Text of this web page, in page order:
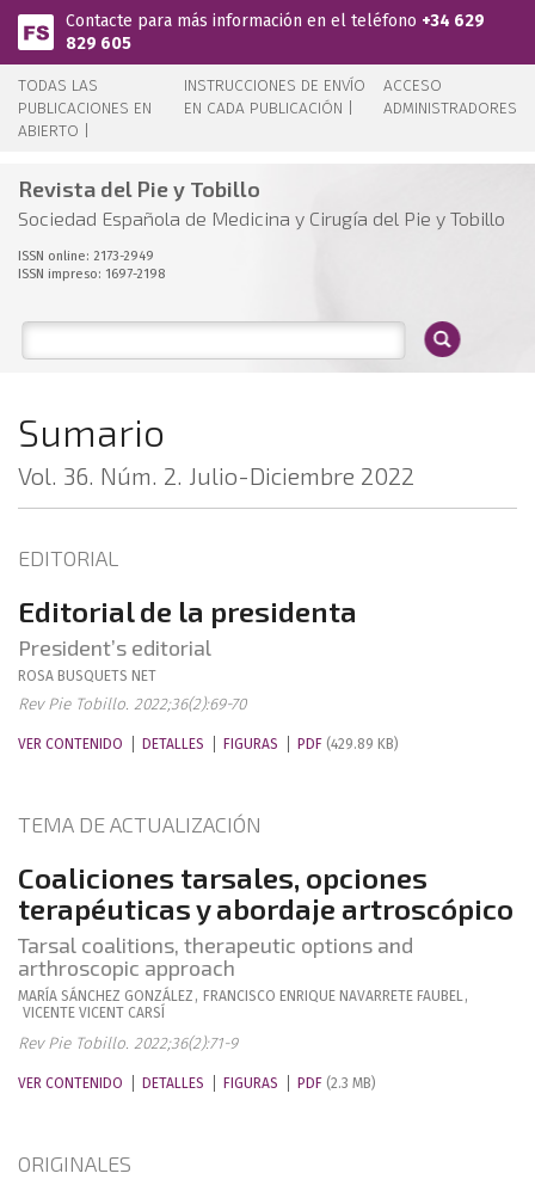
Pasar al contenido principal
Contacte para más información en el teléfono +34 629
829 605
TODAS LAS
PUBLICACIONES EN
ABIERTO |
INSTRUCCIONES DE ENVÍO
EN CADA PUBLICACIÓN |
ACCESO
ADMINISTRADORES
Revista del Pie y Tobillo
Sociedad Española de Medicina y Cirugía del Pie y Tobillo
ISSN online: 2173-2949
ISSN impreso: 1697-2198
Sumario
Vol. 36. Núm. 2. Julio-Diciembre 2022
EDITORIAL
Editorial de la presidenta
President’s editorial
ROSA BUSQUETS NET
Rev Pie Tobillo. 2022;36(2):69-70
VER CONTENIDO DETALLES FIGURAS PDF (429.89 KB)
TEMA DE ACTUALIZACIÓN
Coaliciones tarsales, opciones
terapéuticas y abordaje artroscópico
Tarsal coalitions, therapeutic options and
arthroscopic approach
MARÍA SÁNCHEZ GONZÁLEZ , FRANCISCO ENRIQUE NAVARRETE FAUBEL,
VICENTE VICENT CARSÍ
Rev Pie Tobillo. 2022;36(2):71-9
VER CONTENIDO DETALLES FIGURAS PDF (2.3 MB)
ORIGINALES